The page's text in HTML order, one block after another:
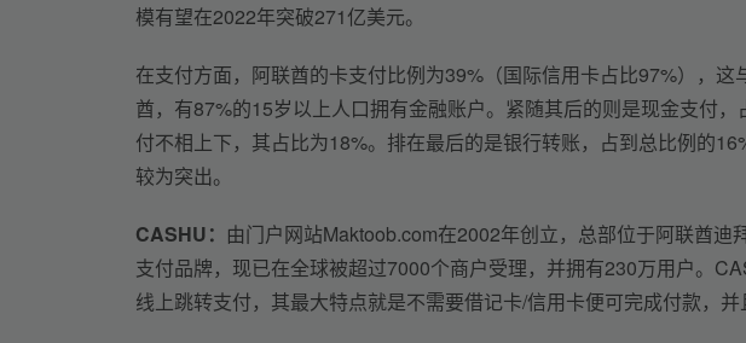
模有望在2022年突破271亿美元。
在支付方面，阿联酋的卡支付比例为39%（国际信用卡占比97%），
酋，有87%的15岁以上人口拥有金融账户。紧随其后的则是现金支付
付不相上下，其占比为18%。排在最后的是银行转账，占到总比例的
较为突出。
CASHU： 由门户网站Maktoob.com在2002年创立，总部位于阿联酋
支付品牌，现已在全球被超过7000个商户受理，并拥有230万用户。
线上跳转支付，其最大特点就是不需要借记卡/信用卡便可完成付款，并